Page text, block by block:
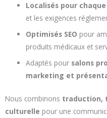
Localisés pour
et les exigences
Optimisés SEO pour
produits médicaux et
Adaptés pour salons
marketing et
Nous combinons traduction,
culturelle pour une